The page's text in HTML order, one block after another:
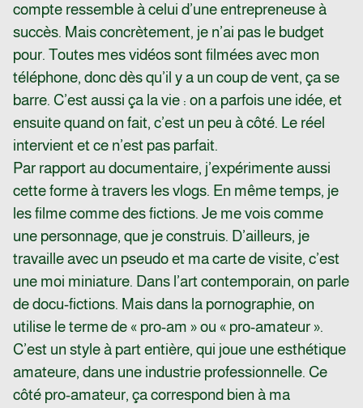
compte ressemble à celui d’une entrepreneuse à
succès. Mais concrètement, je n’ai pas le budget
pour. Toutes mes vidéos sont filmées avec mon
téléphone, donc dès qu’il y a un coup de vent, ça se
barre. C’est aussi ça la vie : on a parfois une idée, et
ensuite quand on fait, c’est un peu à côté. Le réel
intervient et ce n’est pas parfait.
Par rapport au documentaire, j’expérimente aussi
cette forme à travers les vlogs. En même temps, je
les filme comme des fictions. Je me vois comme
une personnage, que je construis. D’ailleurs, je
travaille avec un pseudo et ma carte de visite, c’est
une moi miniature. Dans l’art contemporain, on parle
de docu-fictions. Mais dans la pornographie, on
utilise le terme de « pro-am » ou « pro-amateur ».
C’est un style à part entière, qui joue une esthétique
amateure, dans une industrie professionnelle. Ce
côté pro-amateur, ça correspond bien à ma